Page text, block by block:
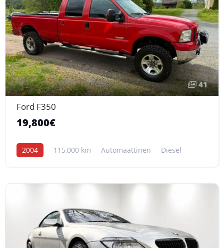
41
Ford F350
19,800€
2004 115,000 km Automaattinen Diesel